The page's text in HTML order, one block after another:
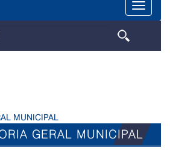
Menu
MUNICIPAL
GERAL MUNICIPAL